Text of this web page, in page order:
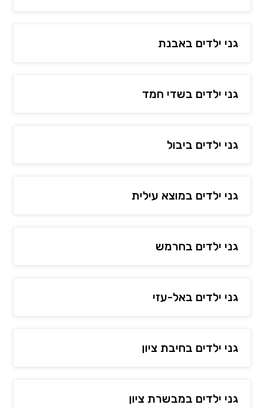
גני ילדים באבנת
גני ילדים בשדי חמד
גני ילדים ביבול
גני ילדים במוצא עילית
גני ילדים בחרמש
גני ילדים באל-עזי
גני ילדים בחיבת ציון
גני ילדים במבשרת ציון